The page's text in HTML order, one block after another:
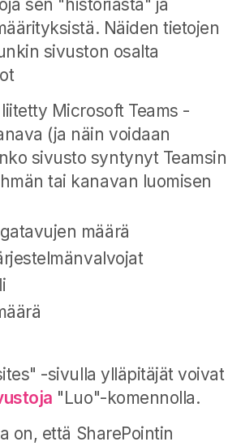
sen "historiasta" ja
Näiden tietojen
sivuston osalta
Microsoft Teams -
(ja näin voidaan
sivusto syntynyt Teamsin
tai kanavan luomisen
määrä
-sivulla ylläpitäjät voivat
"Luo"-komennolla.
on, että SharePointin